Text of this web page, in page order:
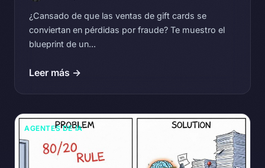
¿Cansado de que las ventas de gift cards se
conviertan en pérdidas por fraude? Te muestro el
blueprint de un...
Leer más →
AGENTES DE IA